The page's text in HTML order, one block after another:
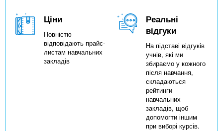
Ціни
Повністю
відповідають прайс-
листам навчальних
закладів
Реальні
відгуки
На підставі відгуків
учнів, які ми
збираємо у кожного
після навчання,
складаються
рейтинги
навчальних
закладів, щоб
допомогти іншим
при виборі курсів.